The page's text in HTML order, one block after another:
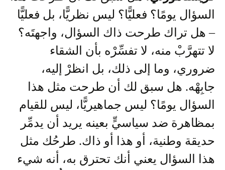
السؤال يومًا؟ فعليًّا؟ ليس نظريًّا، بل فعليًّا
– هل تراك طرحت ذاك السؤال، واجهتَه؟
لا تتهرَّبْ منه، لا تفسِّرْه بأن الشقاء
ضروري، وما إلى ذلك، بل انظرْ إليه،
جابِهْه. هل سبق لك أن طرحت مثل هذا
السؤال يومًا؟ ليس جماهيريًّا، ليس للقيام
بمظاهرة ضد سياسيٍّ بعينه يريد أن يدمِّر
حديقة وطنية، أو هذا أو ذاك. طرحُك مثل
هذا السؤال يعني أنك تحترق به، أنه شيء